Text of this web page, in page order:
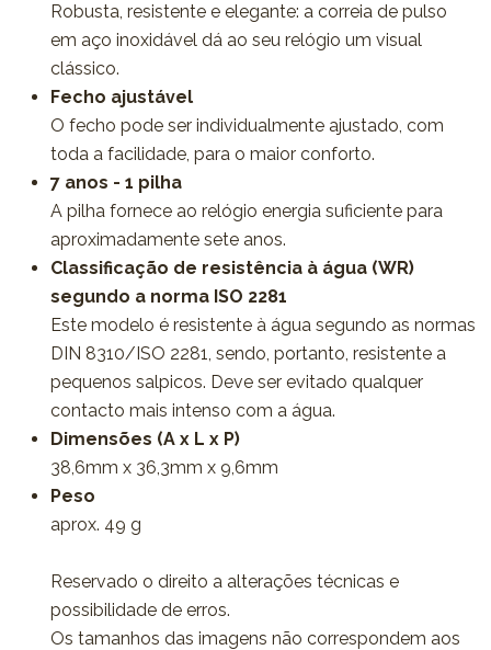
Robusta, resistente e elegante: a correia de pulso
em aço inoxidável dá ao seu relógio um visual
clássico.
Fecho ajustável
O fecho pode ser individualmente ajustado, com
toda a facilidade, para o maior conforto.
7 anos - 1 pilha
A pilha fornece ao relógio energia suficiente para
aproximadamente sete anos.
Classificação de resistência à água (WR)
segundo a norma ISO 2281
Este modelo é resistente à água segundo as normas
DIN 8310/ISO 2281, sendo, portanto, resistente a
pequenos salpicos. Deve ser evitado qualquer
contacto mais intenso com a água.
Dimensões (A x L x P)
38,6mm x 36,3mm x 9,6mm
Peso
aprox. 49 g
Reservado o direito a alterações técnicas e
possibilidade de erros.
Os tamanhos das imagens não correspondem aos